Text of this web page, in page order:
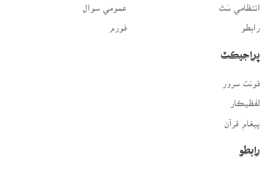
انتظامي سَٿ
رابطو
عمومي سوال
فورم
پراجيڪٽ
لفظيڪار
پيغامِ قرآن
رابطو